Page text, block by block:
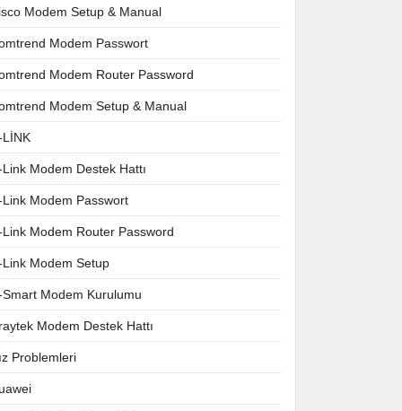
Modem Setup & Manual
Modem Passwort
Modem Router Password
Modem Setup & Manual
LİNK
Link Modem Destek Hattı
Link Modem Passwort
Link Modem Router Password
Link Modem Setup
Smart Modem Kurulumu
Modem Destek Hattı
Problemleri